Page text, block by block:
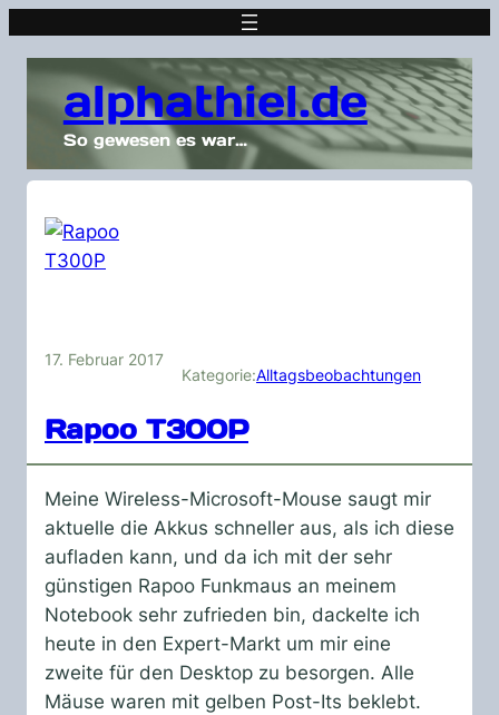
alphathiel.de
So gewesen es war…
17. Februar 2017
Kategorie:Alltagsbeobachtungen
Rapoo T300P
Meine Wireless-Microsoft-Mouse saugt mir
aktuelle die Akkus schneller aus, als ich diese
aufladen kann, und da ich mit der sehr
günstigen Rapoo Funkmaus an meinem
Notebook sehr zufrieden bin, dackelte ich
heute in den Expert-Markt um mir eine
zweite für den Desktop zu besorgen. Alle
Mäuse waren mit gelben Post-Its beklebt.